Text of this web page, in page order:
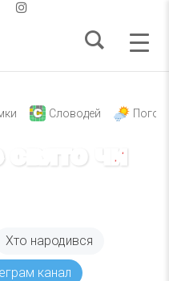
Словодей
свято чи
Хто народився
канал